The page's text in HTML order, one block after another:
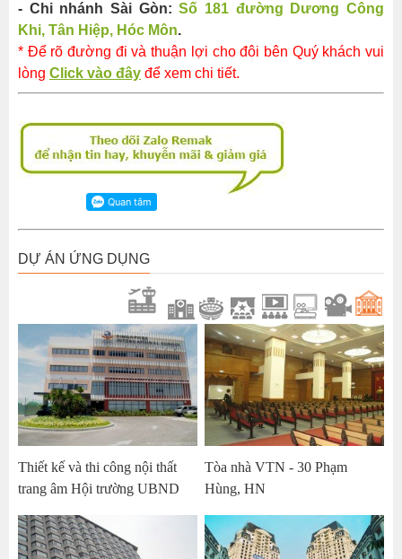
- Chi nhánh Sài Gòn:Số 181 đường Dương Công
Khi, Tân Hiệp, Hóc Môn.
* Để rõ đường đi và thuận lợi cho đôi bên Quý khách vui
lòng Click vào đây để xem chi tiết.
DỰ ÁN ỨNG DỤNG
Thiết kế và thi công nội thất
trang âm Hội trường UBND
Tòa nhà VTN - 30 Phạm
Hùng, HN